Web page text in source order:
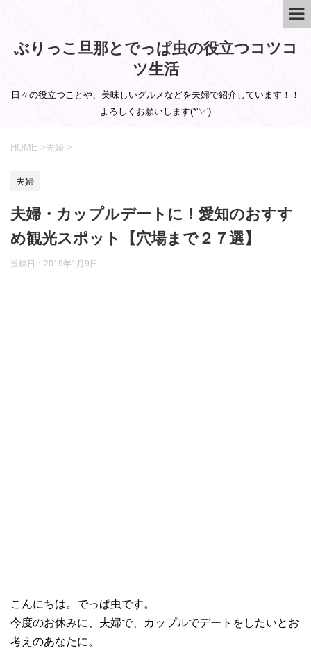
ぶりっこ旦那とでっぱ虫の役立つコツコ
ツ生活
日々の役立つことや、美味しいグルメなどを夫婦で紹介しています！！
よろしくお願いします(*'▽')
HOME >夫婦 >
夫婦
夫婦・カップルデートに！愛知のおすす
め観光スポット【穴場まで２７選】
投稿日： 2019年1月9日
こんにちは。でっぱ虫です。
今度のお休みに、夫婦で、カップルでデートをしたいとお
考えのあなたに。